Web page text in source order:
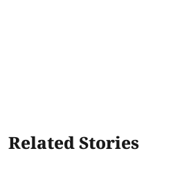
Related Stories